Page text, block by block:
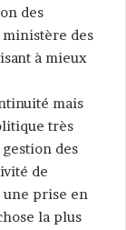
des
ministère des
à mieux
mais
très
des
de
une prise en
la plus